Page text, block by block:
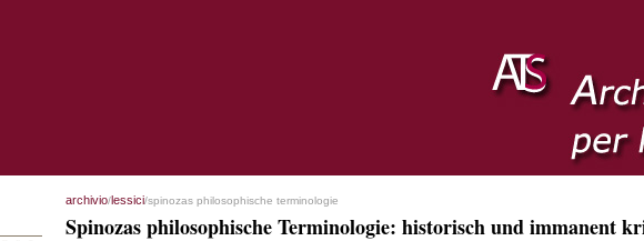
archivio/lessici/spinozas philosophische terminologie
Spinozas philosophische Terminologie: historisch und immanent